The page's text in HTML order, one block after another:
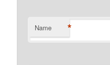
Name *